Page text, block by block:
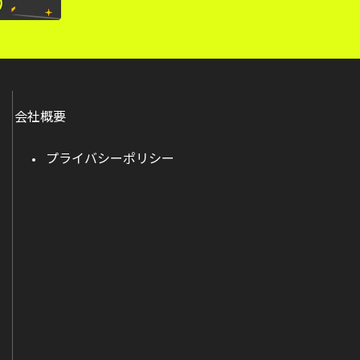
会社概要
プライバシーポリシー